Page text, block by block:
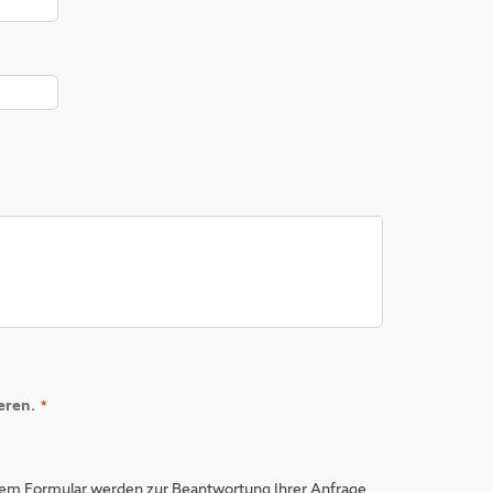
Formular werden zur Beantwortung Ihrer Anfrage